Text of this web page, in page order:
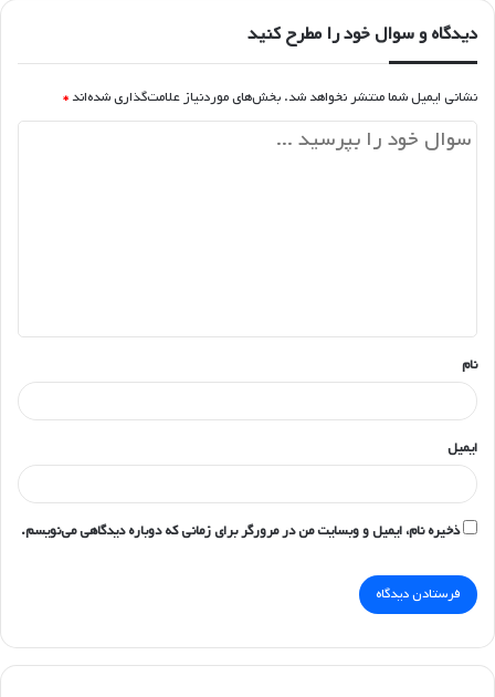
دیدگاه و سوال خود را مطرح کنید
نشانی ایمیل شما منتشر نخواهد شد. بخش‌های موردنیاز علامت‌گذاری شده‌اند *
*
نام
ایمیل
ذخیره نام، ایمیل و وبسایت من در مرورگر برای زمانی که دوباره دیدگاهی می‌نویسم.